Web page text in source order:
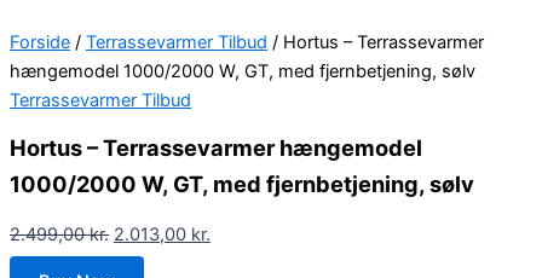
Forside / Terrassevarmer Tilbud / Hortus – Terrassevarmer
hængemodel 1000/2000 W, GT, med fjernbetjening, sølv
Terrassevarmer Tilbud
Hortus – Terrassevarmer hængemodel
1000/2000 W, GT, med fjernbetjening, sølv
2.499,00kr. 2.013,00 kr.